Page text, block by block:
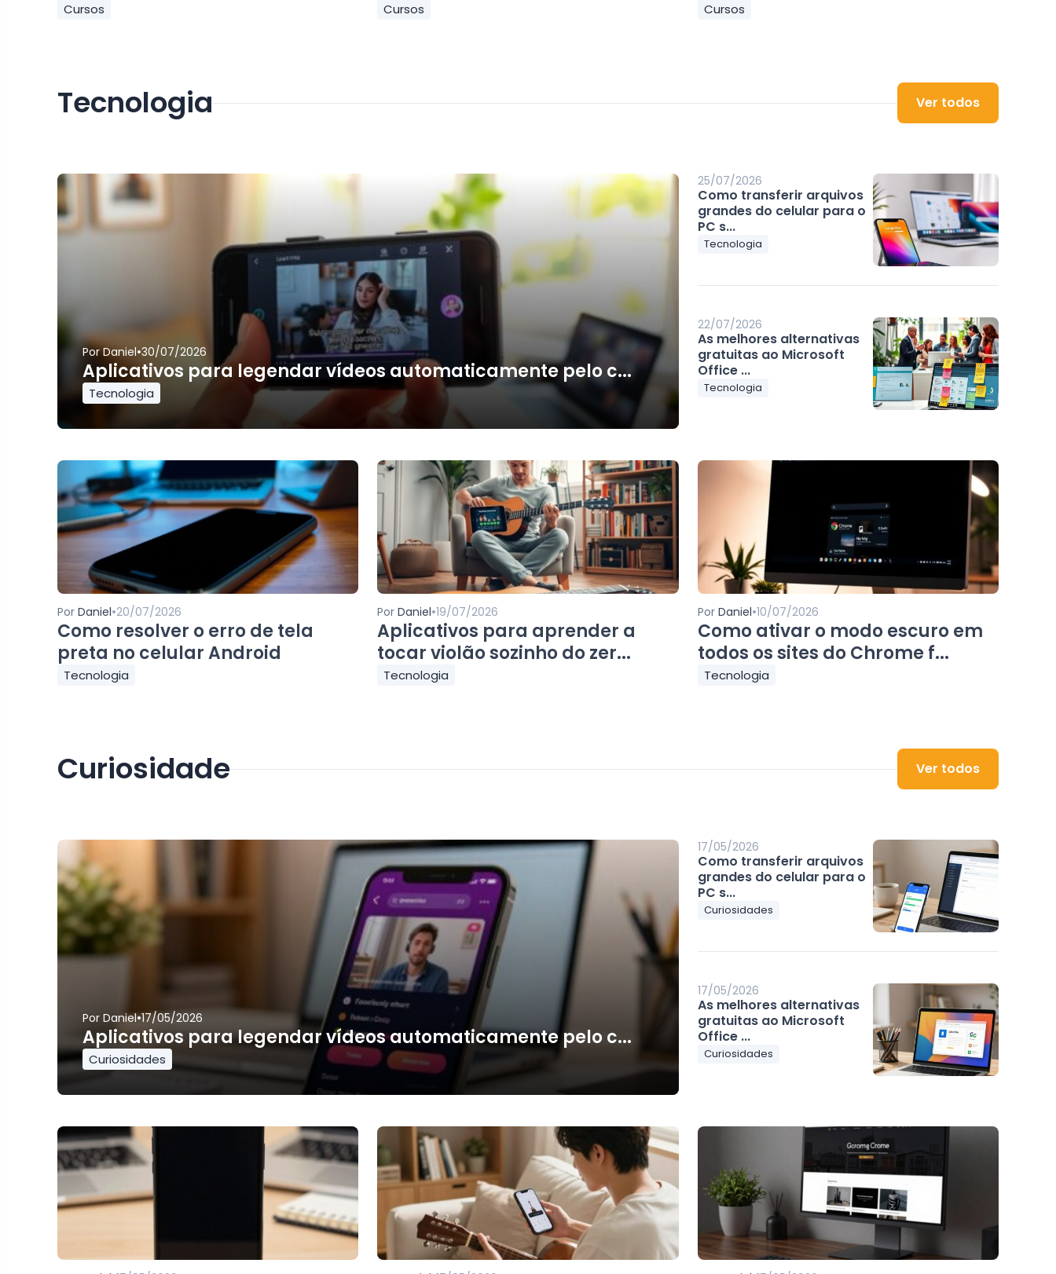
Cursos Cursos Cursos
Tecnologia Ver todos
PorDaniel•30/07/2026
Aplicativos para legendar vídeos automaticamente pelo c...
Tecnologia
25/07/2026
Como transferir arquivos
grandes do celular para o
PC s...
Tecnologia
22/07/2026
As melhores alternativas
gratuitas ao Microsoft
Office ...
Tecnologia
Por Daniel•20/07/2026
Como resolver o erro de tela
preta no celular Android
Tecnologia
PorDaniel•19/07/2026
Aplicativos para aprender a
tocar violão sozinho do zer...
Tecnologia
Por Daniel•10/07/2026
Como ativar o modo escuro em
todos os sites do Chrome f...
Tecnologia
Curiosidade Ver todos
Por Daniel•17/05/2026
Aplicativos para legendar vídeos automaticamente pelo c...
Curiosidades
17/05/2026
Como transferir arquivos
grandes do celular para o
PC s...
Curiosidades
17/05/2026
As melhores alternativas
gratuitas ao Microsoft
Office ...
Curiosidades